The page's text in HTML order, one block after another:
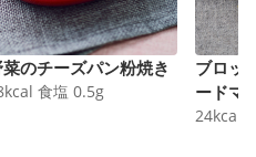
菜のチーズパン粉焼き
kcal 食塩 0.5g
ブロッ
ードマ
24kcal